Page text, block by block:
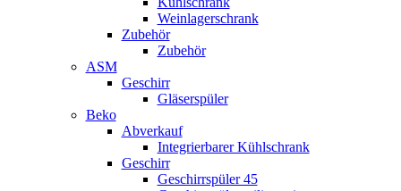
Weinlagerschrank
Zubehör
Zubehör
ASM
Geschirr
Gläserspüler
Beko
Abverkauf
Integrierbarer Kühlschrank
Geschirr
Geschirrspüler 45